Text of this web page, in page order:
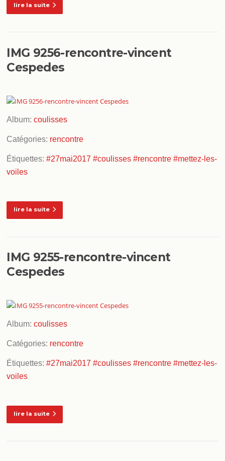
lire la suite
IMG 9256-rencontre-vincent
Cespedes
Album: coulisses
Catégories: rencontre
Étiquettes: #27mai2017 #coulisses #rencontre #mettez-les-
voiles
lire la suite
IMG 9255-rencontre-vincent
Cespedes
Album: coulisses
Catégories: rencontre
Étiquettes: #27mai2017 #coulisses #rencontre #mettez-les-
voiles
lire la suite